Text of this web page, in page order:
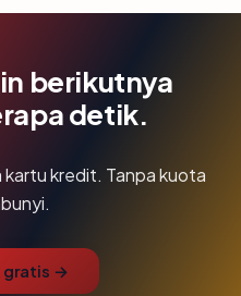
berikutnya
detik.
kredit. Tanpa kuota
gratis →